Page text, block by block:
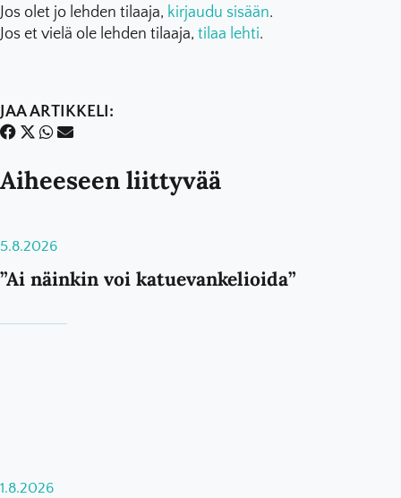
Jos olet jo lehden tilaaja, kirjaudu sisään.
Jos et vielä ole lehden tilaaja, tilaa lehti.
JAA ARTIKKELI:
Aiheeseen liittyvää
5.8.2026
”Ai näinkin voi katuevankelioida”
1.8.2026